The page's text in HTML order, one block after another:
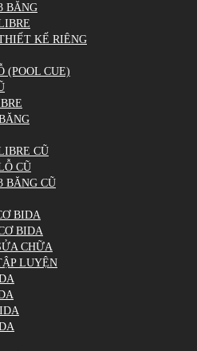
BĂNG
KẾ RIÊNG
(POOL CUE)
CŨ
CŨ
BĂNG CŨ
BIDA
BIDA
CHỮA
LUYỆN